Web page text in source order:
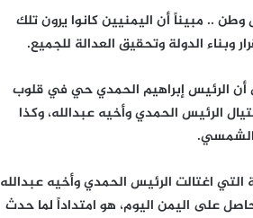
وطن .. مبيناً أن اليمنيين كانوا يرون تلك
وبناء الدولة وتحقيق العدالة للجميع.
أن الرئيس إبراهيم الحمدي حي في قلوب
الرئيس الحمدي وأخيه عبدالله، وكذا
الشمسي.
اغتالت الرئيس الحمدي وأخيه عبدالله
على اليمن اليوم، هو امتداداً لما حدث